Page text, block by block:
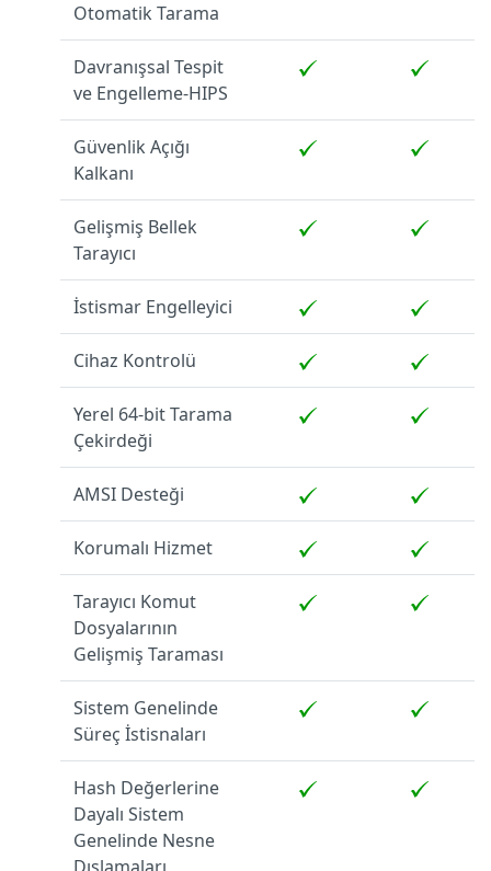
Otomatik Tarama
Davranışsal Tespit
ve Engelleme-HIPS
Güvenlik Açığı
Kalkanı
Gelişmiş Bellek
Tarayıcı
İstismar Engelleyici
Cihaz Kontrolü
Yerel 64-bit Tarama
Çekirdeği
AMSI Desteği
Korumalı Hizmet
Tarayıcı Komut
Dosyalarının
Gelişmiş Taraması
Sistem Genelinde
Süreç İstisnaları
Hash Değerlerine
Dayalı Sistem
Genelinde Nesne